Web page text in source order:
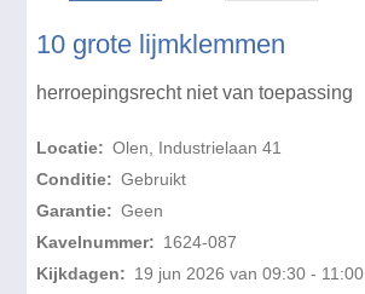
10 grote lijmklemmen
herroepingsrecht niet van toepassing
Locatie: Olen, Industrielaan 41
Conditie: Gebruikt
Garantie: Geen
Kavelnummer: 1624-087
Kijkdagen: 19 jun 2026 van 09:30 - 11:00